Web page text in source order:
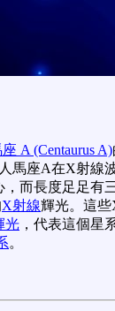
A (Centaurus A)
馬座A在X射線
，而長度足足有
X射線輝光。這
光 ，代表這個星
。